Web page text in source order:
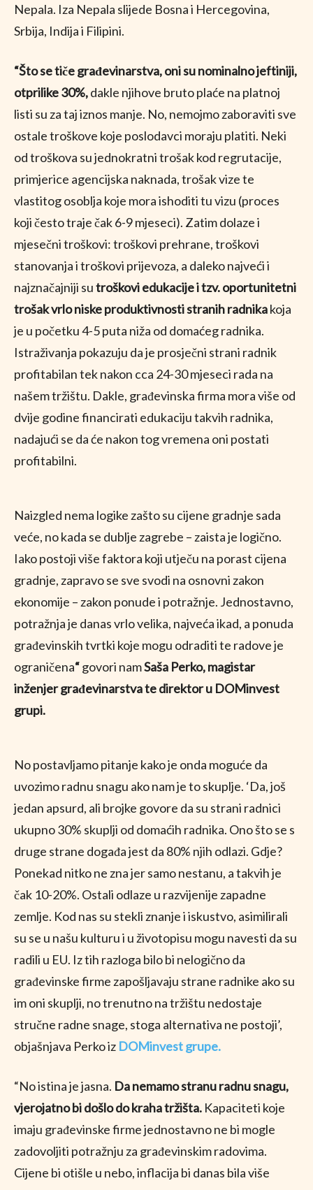
Nepala. Iza Nepala slijede Bosna i Hercegovina,
Srbija, Indija i Filipini.
“Što se tiče građevinarstva, oni su nominalno jeftiniji,
otprilike 30%,dakle njihove bruto plaće na platnoj
listi su za taj iznos manje. No, nemojmo zaboraviti sve
ostale troškove koje poslodavci moraju platiti. Neki
od troškova su jednokratni trošak kod regrutacije,
primjerice agencijska naknada, trošak vize te
vlastitog osoblja koje mora ishoditi tu vizu (proces
koji često traje čak 6-9 mjeseci). Zatim dolaze i
mjesečni troškovi: troškovi prehrane, troškovi
stanovanja i troškovi prijevoza, a daleko najveći i
najznačajniji sutroškovi edukacije i tzv. oportunitetni
trošak vrlo niske produktivnosti stranih radnikakoja
je u početku 4-5 puta niža od domaćeg radnika.
Istraživanja pokazuju da je prosječni strani radnik
profitabilan tek nakon cca 24-30 mjeseci rada na
našem tržištu. Dakle, građevinska firma mora više od
dvije godine financirati edukaciju takvih radnika,
nadajući se da će nakon tog vremena oni postati
profitabilni.
Naizgled nema logike zašto su cijene gradnje sada
veće, no kada se dublje zagrebe – zaista je logično.
Iako postoji više faktora koji utječu na porast cijena
gradnje, zapravo se sve svodi na osnovni zakon
ekonomije – zakon ponude i potražnje. Jednostavno,
potražnja je danas vrlo velika, najveća ikad, a ponuda
građevinskih tvrtki koje mogu odraditi te radove je
ograničena“govori namSaša Perko, magistar
inženjer građevinarstva te direktor u DOMinvest
grupi.
No postavljamo pitanje kako je onda moguće da
uvozimo radnu snagu ako nam je to skuplje. ‘Da, još
jedan apsurd, ali brojke govore da su strani radnici
ukupno 30% skuplji od domaćih radnika. Ono što se s
druge strane događa jest da 80% njih odlazi. Gdje?
Ponekad nitko ne zna jer samo nestanu, a takvih je
čak 10-20%. Ostali odlaze u razvijenije zapadne
zemlje. Kod nas su stekli znanje i iskustvo, asimilirali
su se u našu kulturu i u životopisu mogu navesti da su
radili u EU. Iz tih razloga bilo bi nelogično da
građevinske firme zapošljavaju strane radnike ako su
im oni skuplji, no trenutno na tržištu nedostaje
stručne radne snage, stoga alternativa ne postoji’,
objašnjava Perko iz DOMinvest grupe.
“No istina je jasna. Da nemamo stranu radnu snagu,
vjerojatno bi došlo do kraha tržišta. Kapaciteti koje
imaju građevinske firme jednostavno ne bi mogle
zadovoljiti potražnju za građevinskim radovima.
Cijene bi otišle u nebo, inflacija bi danas bila više